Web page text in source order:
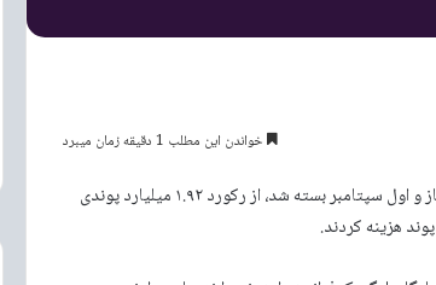
خواندن این مطلب 1 دقیقه زمان میبرد
به گزارش عصر شنبه آفتابنگاران، هزینه‌کرد باشگاه‌ها در پنجره نقل و انتقالاتی که ۱۴ ژوئن باز و اول سپتامبر بسته شد، از رکورد ۱.۹۲ میلیارد پوندی